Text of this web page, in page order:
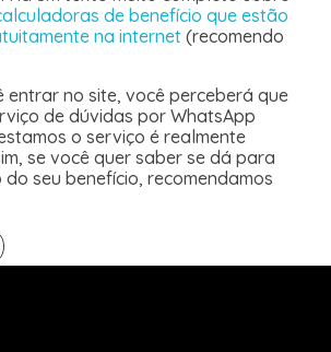
de benefício que estão
na internet (recomendo
entrar no site, você perceberá que
de dúvidas por WhatsApp
o serviço é realmente
se você quer saber se dá para
seu benefício, recomendamos